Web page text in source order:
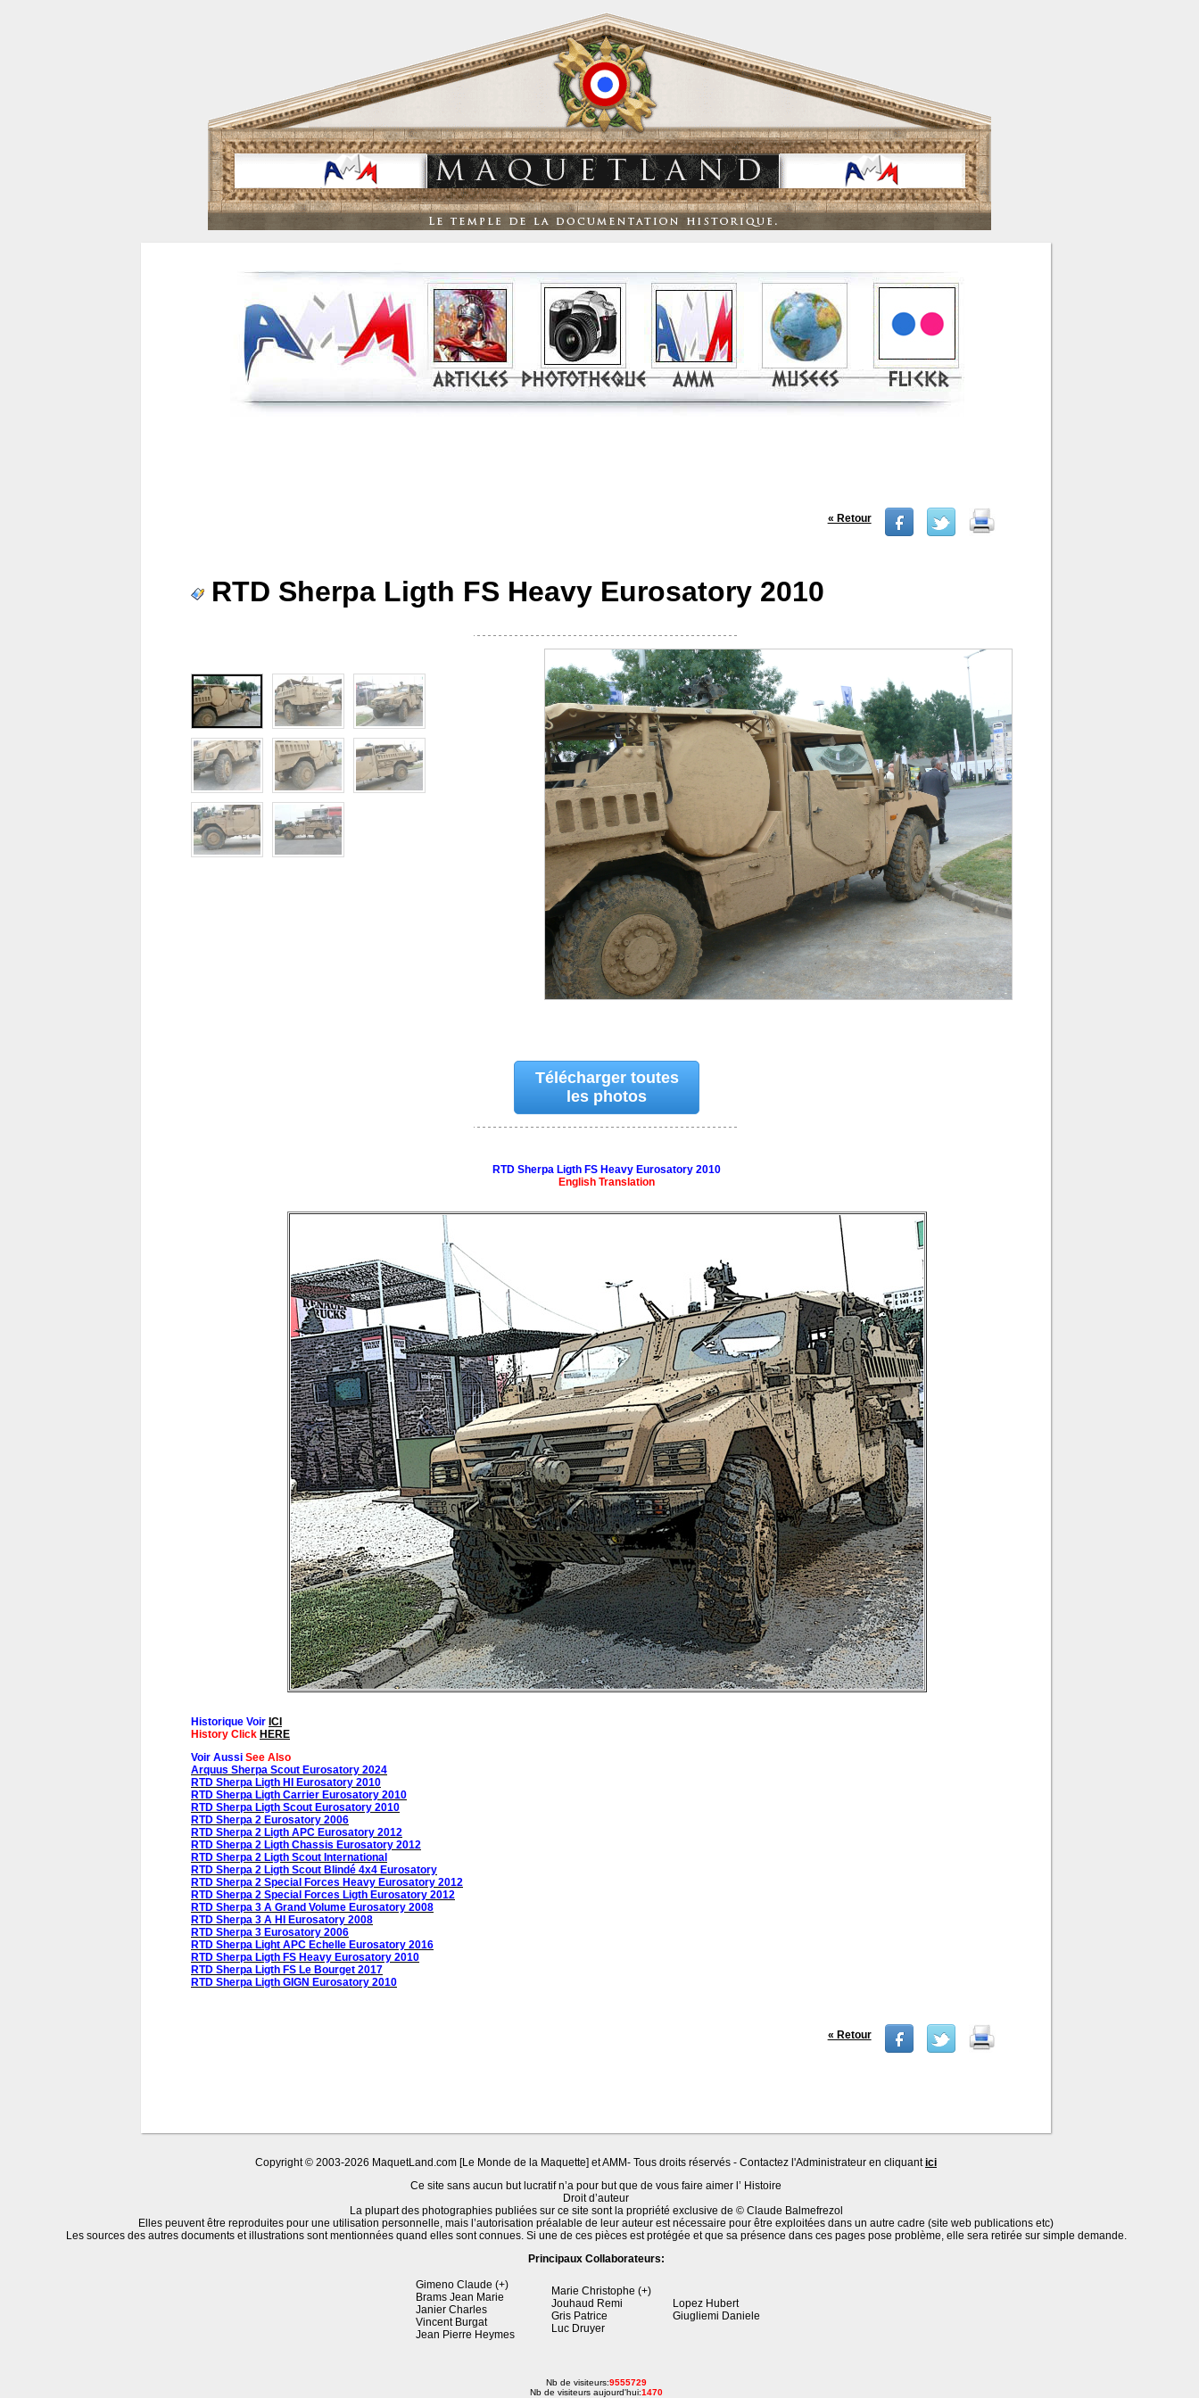
« Retour
RTD Sherpa Ligth FS Heavy Eurosatory 2010
Télécharger toutes
les photos
RTD Sherpa Ligth FS Heavy Eurosatory 2010
English Translation
Historique Voir ICI
History Click HERE
Voir Aussi See Also
Arquus Sherpa Scout Eurosatory 2024
RTD Sherpa Ligth HI Eurosatory 2010
RTD Sherpa Ligth Carrier Eurosatory 2010
RTD Sherpa Ligth Scout Eurosatory 2010
RTD Sherpa 2 Eurosatory 2006
RTD Sherpa 2 Ligth APC Eurosatory 2012
RTD Sherpa 2 Ligth Chassis Eurosatory 2012
RTD Sherpa 2 Ligth Scout International
RTD Sherpa 2 Ligth Scout Blindé 4x4 Eurosatory
RTD Sherpa 2 Special Forces Heavy Eurosatory 2012
RTD Sherpa 2 Special Forces Ligth Eurosatory 2012
RTD Sherpa 3 A Grand Volume Eurosatory 2008
RTD Sherpa 3 A HI Eurosatory 2008
RTD Sherpa 3 Eurosatory 2006
RTD Sherpa Light APC Echelle Eurosatory 2016
RTD Sherpa Ligth FS Heavy Eurosatory 2010
RTD Sherpa Ligth FS Le Bourget 2017
RTD Sherpa Ligth GIGN Eurosatory 2010
« Retour
Copyright © 2003-2026 MaquetLand.com [Le Monde de la Maquette] et AMM- Tous droits réservés - Contactez l'Administrateur en cliquantici
Ce site sans aucun but lucratif n’a pour but que de vous faire aimer l’ Histoire
Droit d’auteur
La plupart des photographies publiées sur ce site sont la propriété exclusive de © Claude Balmefrezol
Elles peuvent être reproduites pour une utilisation personnelle, mais l’autorisation préalable de leur auteur est nécessaire pour être exploitées dans un autre cadre (site web publications etc)
Les sources des autres documents et illustrations sont mentionnées quand elles sont connues. Si une de ces pièces est protégée et que sa présence dans ces pages pose problème, elle sera retirée sur simple demande.
Principaux Collaborateurs:
Gimeno Claude (+)
Brams Jean Marie
Janier Charles
Vincent Burgat
Jean Pierre Heymes
Marie Christophe (+)
Jouhaud Remi
Gris Patrice
Luc Druyer
Lopez Hubert
Giugliemi Daniele
Nb de visiteurs:9555729
Nb de visiteurs aujourd'hui:1470